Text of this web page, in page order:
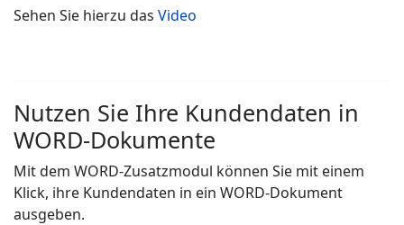
Sehen Sie hierzu das Video
Nutzen Sie Ihre Kundendaten in
WORD-Dokumente
Mit dem WORD-Zusatzmodul können Sie mit einem
Klick, ihre Kundendaten in ein WORD-Dokument
ausgeben.